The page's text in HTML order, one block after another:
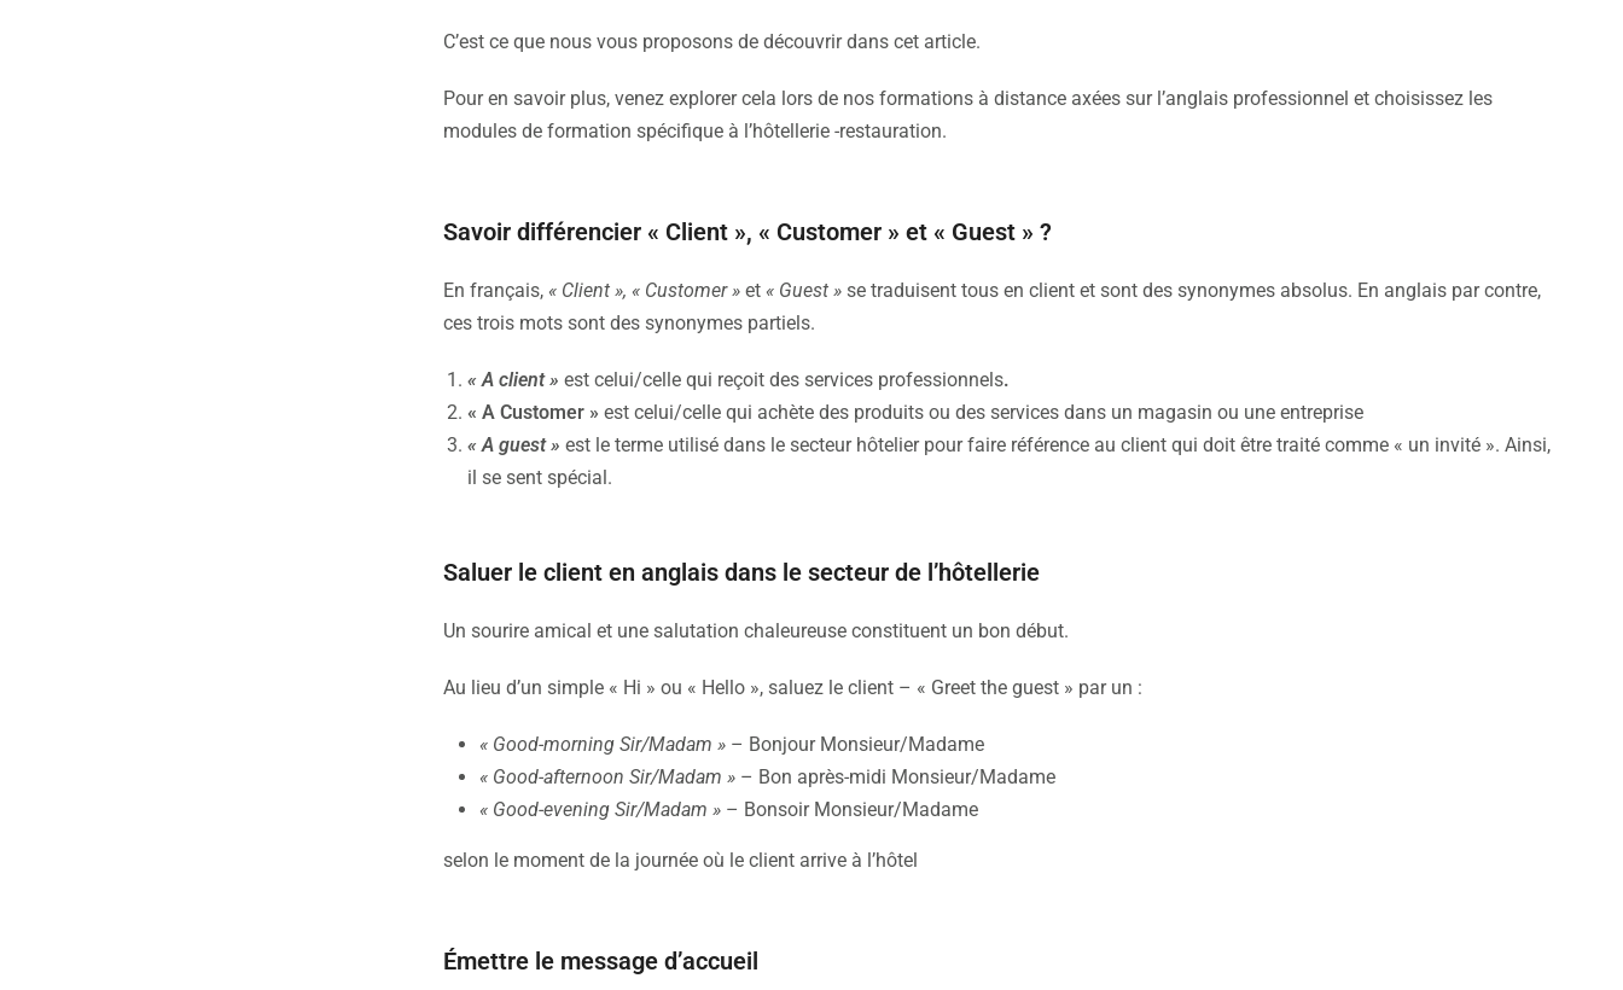
C’est ce que nous vous proposons de découvrir dans cet article.
Pour en savoir plus, venez explorer cela lors de nos formations à distance axées sur l’anglais professionnel et choisissez les
modules de formation spécifique à l’hôtellerie -restauration.
Savoir différencier « Client », « Customer » et « Guest » ?
En français, « Client », « Customer » et « Guest » se traduisent tous en client et sont des synonymes absolus. En anglais par contre,
ces trois mots sont des synonymes partiels.
« A client » est celui/celle qui reçoit des services professionnels.
« A Customer » est celui/celle qui achète des produits ou des services dans un magasin ou une entreprise
« A guest » est le terme utilisé dans le secteur hôtelier pour faire référence au client qui doit être traité comme « un invité ». Ainsi,
il se sent spécial.
Saluer le client en anglais dans le secteur de l’hôtellerie
Un sourire amical et une salutation chaleureuse constituent un bon début.
Au lieu d’un simple « Hi » ou « Hello », saluez le client – « Greet the guest » par un :
« Good-morning Sir/Madam » – Bonjour Monsieur/Madame
« Good-afternoon Sir/Madam » – Bon après-midi Monsieur/Madame
« Good-evening Sir/Madam » – Bonsoir Monsieur/Madame
selon le moment de la journée où le client arrive à l’hôtel
Émettre le message d’accueil